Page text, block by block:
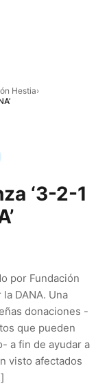
Hestia›
‘3-2-1
por Fundación
DANA. Una
donaciones -
que pueden
a fin de ayudar a
visto afectados